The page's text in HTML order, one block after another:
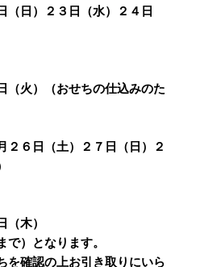
（日）２３日（水）２４日
（火）（おせちの仕込みのた
２６日（土）２７日（日）２
（木）
で）となります。
を確認の上お引き取りにいら